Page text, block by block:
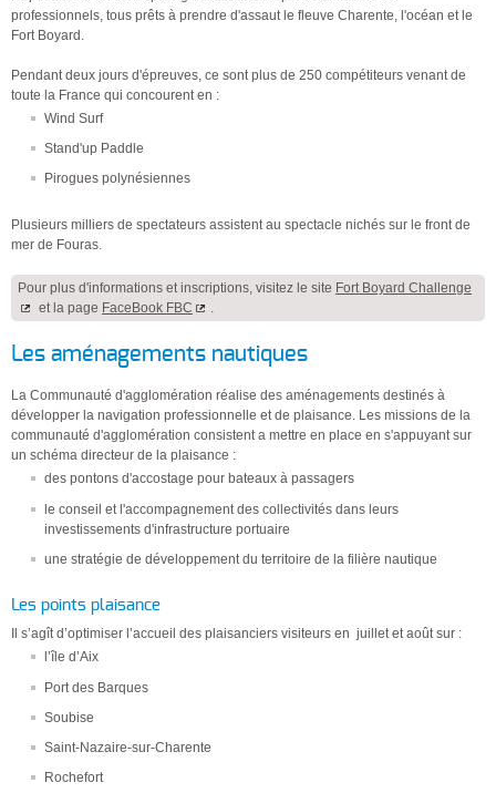
professionnels, tous prêts à prendre d'assaut le fleuve Charente, l'océan et le
Fort Boyard.
Pendant deux jours d'épreuves, ce sont plus de 250 compétiteurs venant de
toute la France qui concourent en :
Wind Surf
Stand'up Paddle
Pirogues polynésiennes
Plusieurs milliers de spectateurs assistent au spectacle nichés sur le front de
mer de Fouras.
Pour plus d'informations et inscriptions, visitez le site Fort Boyard Challenge
et la page FaceBook FBC .
Les aménagements nautiques
La Communauté d'agglomération réalise des aménagements destinés à
développer la navigation professionnelle et de plaisance. Les missions de la
communauté d'agglomération consistent a mettre en place en s'appuyant sur
un schéma directeur de la plaisance :
des pontons d'accostage pour bateaux à passagers
le conseil et l'accompagnement des collectivités dans leurs
investissements d'infrastructure portuaire
une stratégie de développement du territoire de la filière nautique
Les points plaisance
Il s’agît d’optimiser l’accueil des plaisanciers visiteurs en juillet et août sur :
l’île d’Aix
Port des Barques
Soubise
Saint-Nazaire-sur-Charente
Rochefort